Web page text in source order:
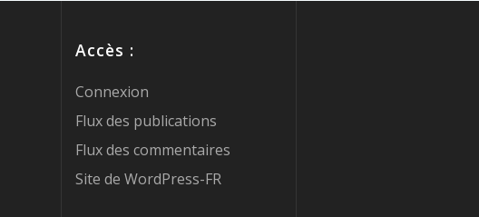
Accès :
Connexion
Flux des publications
Flux des commentaires
Site de WordPress-FR